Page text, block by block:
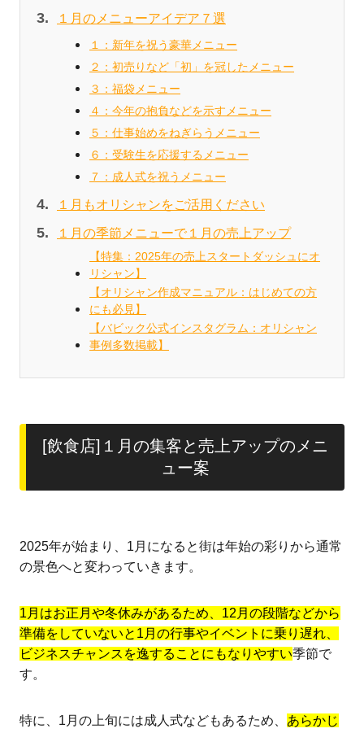
１月のメニューアイデア７選
１：新年を祝う豪華メニュー
２：初売りなど「初」を冠したメニュー
３：福袋メニュー
４：今年の抱負などを示すメニュー
５：仕事始めをねぎらうメニュー
６：受験生を応援するメニュー
７：成人式を祝うメニュー
１月もオリシャンをご活用ください
１月の季節メニューで１月の売上アップ
【特集：2025年の売上スタートダッシュにオ
リシャン】
【オリシャン作成マニュアル：はじめての方
にも必見】
【バビック公式インスタグラム：オリシャン
事例多数掲載】
[飲食店]１月の集客と売上アップのメニ
ュー案
2025年が始まり、1月になると街は年始の彩りから通常
の景色へと変わっていきます。
1月はお正月や冬休みがあるため、12月の段階などから
準備をしていないと1月の行事やイベントに乗り遅れ、
ビジネスチャンスを逸することにもなりやすい季節で
す。
特に、1月の上旬には成人式などもあるため、 あらかじ